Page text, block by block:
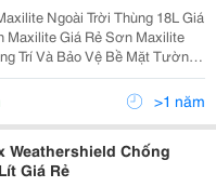
Ngoài Trời Thùng 18L Giá
Giá Rẻ Sơn Maxilite
Trí Và Bảo Vệ Bề Mặt Tường
(Sơn Ngoại Thất) &Bull; Tính
Ngoà
>1 năm
Weathershield Chống
Giá Rẻ